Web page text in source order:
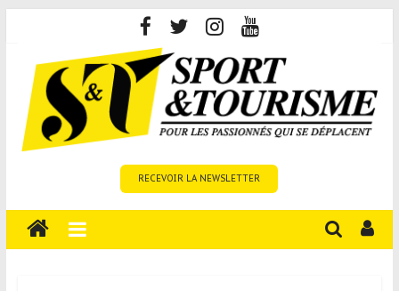
content
Tourisme
est
RECEVOIR LA NEWSLETTER